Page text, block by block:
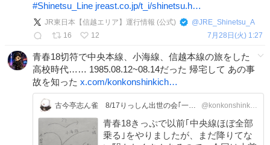
#Shinetsu_Line jreast.co.jp/t_i/shinetsu.h…
JR東日本【信越エリア】運行情報 (公式) @JRE_Shinetsu_A
16
12 7月28日(火) 1:27
青春18切符で中央本線、小海線、信越本線の旅をした
高校時代…… 1985.08.12~08.14だった 帰宅して あの事
故を知った x.com/konkonshinkich…
古今亭志ん雀 8/17りっしん出世の会｢一文笛｣ @konkonshinkichi
青春18きっぷで以前｢中央線ほぼ全部
乗る｣をやりましたが、まだ降りてな